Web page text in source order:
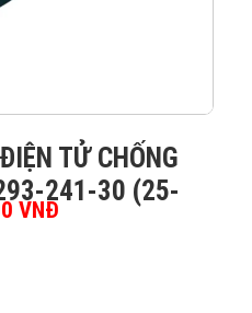
TỬ CHỐNG
241-30 (25-
3.597.750 VNĐ.
VNĐ Giá hiện tại là: